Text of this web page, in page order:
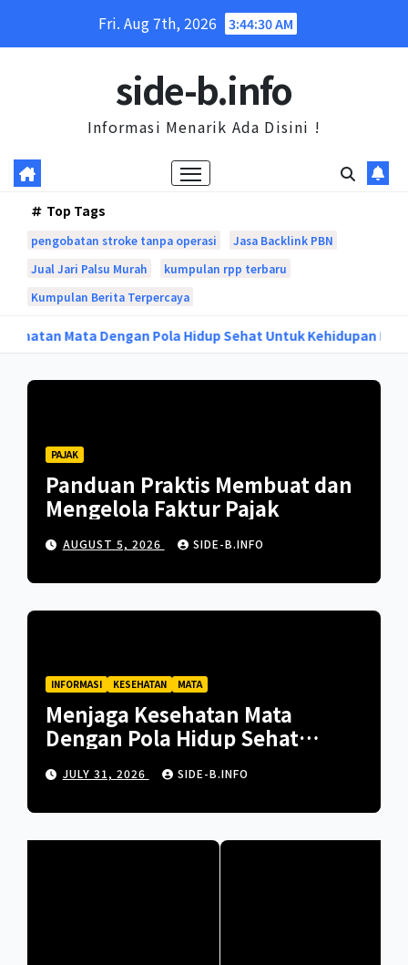
Fri. Aug 7th, 2026 3:44:31 AM
side-b.info
Informasi Menarik Ada Disini !
Top Tags
pengobatan stroke tanpa operasi
Jasa Backlink PBN
Jual Jari Palsu Murah
kumpulan rpp terbaru
Kumpulan Berita Terpercaya
Mata Dengan Pola Hidup Sehat Untuk Kehidupan Berkualitas
PAJAK
Panduan Praktis Membuat dan
Mengelola Faktur Pajak
AUGUST 5, 2026 SIDE-B.INFO
INFORMASI KESEHATAN MATA
Menjaga Kesehatan Mata
Dengan Pola Hidup Sehat
JULY 31, 2026 SIDE-B.INFO